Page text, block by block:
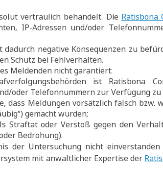
vertraulich behandelt. Die Ratisbona
IP-Adressen und/oder
negative Konsequenzen zu
Schutz bei Fehlverhalten.
Meldenden nicht garantiert:
ist Ratisbona
oder Telefonnummern zur Verfügung
dass Meldungen vorsätzlich falsch bzw.
gemacht wurden;
Straftat oder Verstoß gegen den
Bedrohung).
der Untersuchung nicht
mit anwaltlicher Expertise der